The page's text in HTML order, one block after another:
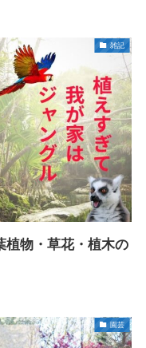
雑記
植物・草花・植木の
園芸